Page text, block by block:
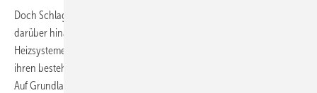
Doch Schlagzeilen um ein angebliches Verbot neuer Ölheizungen und
darüber hinaus auch die Ankündigungen von Förderungen für neue
Heizsysteme hatten bis Ende Oktober dazu geführt, dass Kunden
ihren bestehenden Auftrag zur Heizungsmodernisierung stornierten.
Auf Grundlage einer Befragung bei Mitgliedsbetrieben hatte der